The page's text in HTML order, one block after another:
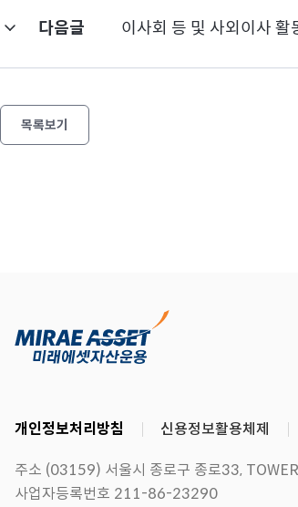
다음글 이사회 등 및 사외이사 활
목록보기
개인정보처리방침 신용정보활용체제
주소 (03159) 서울시 종로구 종로33,
사업자등록번호 211-86-23290